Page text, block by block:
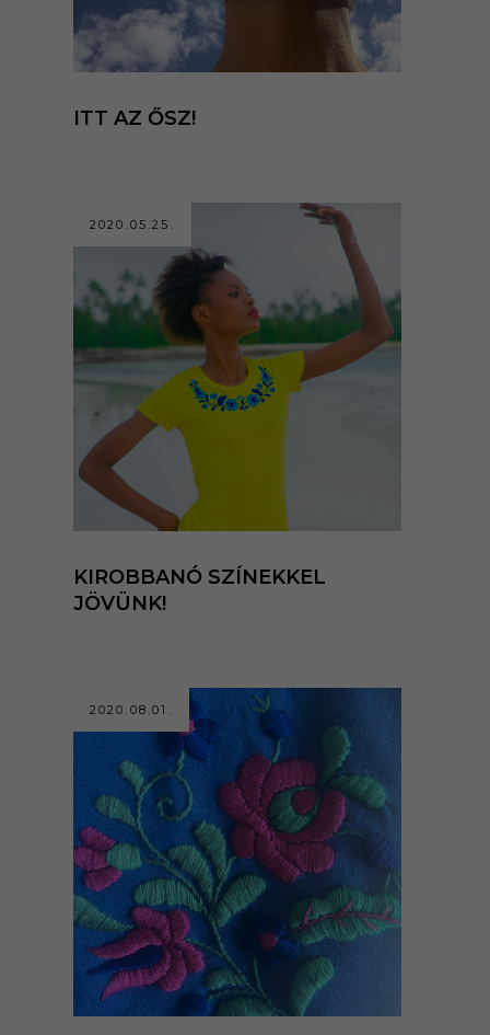
ITT AZ ŐSZ!
2020.05.25.
KIROBBANÓ SZÍNEKKEL
JÖVÜNK!
2020.08.01.